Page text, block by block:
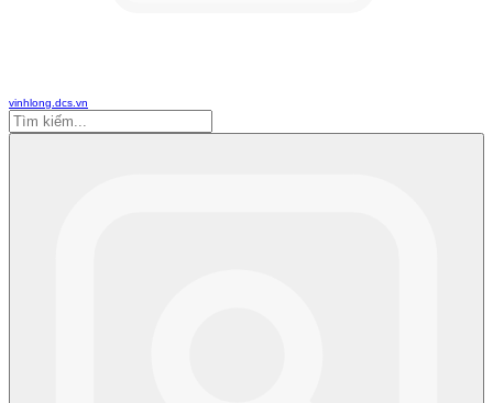
vinhlong.dcs.vn